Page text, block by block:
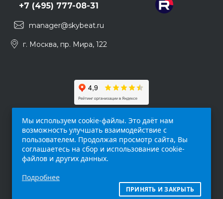
+7 (495) 777-08-31
manager@skybeat.ru
г. Москва, пр. Мира, 122
интернет-сайт (
исключительно информационный характер и
Мы используем cookie-файлы. Это даёт нам
возможность улучшать взаимодействие с
пользователем. Продолжая просмотр сайта, Вы
соглашаетесь на сбор и использование cookie-
файлов и других данных.
Подробнее
ПРИНЯТЬ И ЗАКРЫТЬ